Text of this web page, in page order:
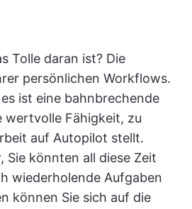
Tolle daran ist? Die
persönlichen Workflows.
ist eine bahnbrechende
wertvolle Fähigkeit, zu
auf Autopilot stellt.
Sie könnten all diese Zeit
wiederholende Aufgaben
können Sie sich auf die